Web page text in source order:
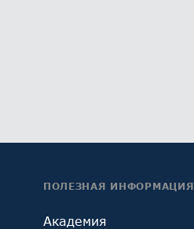
ПОЛЕЗНАЯ ИНФОРМАЦИЯ
Академия